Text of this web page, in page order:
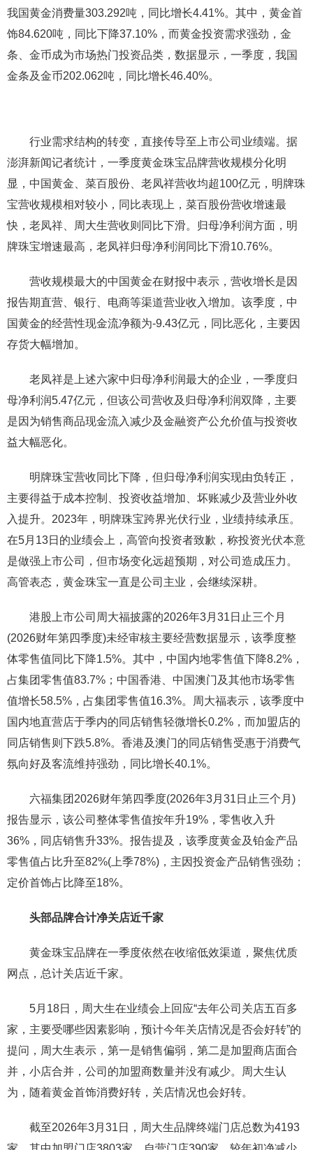
我国黄金消费量303.292吨，同比增长4.41%。其中，黄金首
饰84.620吨，同比下降37.10%，而黄金投资需求强劲，金
条、金币成为市场热门投资品类，数据显示，一季度，我国
金条及金币202.062吨，同比增长46.40%。
行业需求结构的转变，直接传导至上市公司业绩端。据
澎湃新闻记者统计，一季度黄金珠宝品牌营收规模分化明
显，中国黄金、菜百股份、老凤祥营收均超100亿元，明牌珠
宝营收规模相对较小，同比表现上，菜百股份营收增速最
快，老凤祥、周大生营收则同比下滑。归母净利润方面，明
牌珠宝增速最高，老凤祥归母净利润同比下滑10.76%。
营收规模最大的中国黄金在财报中表示，营收增长是因
报告期直营、银行、电商等渠道营业收入增加。该季度，中
国黄金的经营性现金流净额为-9.43亿元，同比恶化，主要因
存货大幅增加。
老凤祥是上述六家中归母净利润最大的企业，一季度归
母净利润5.47亿元，但该公司营收及归母净利润双降，主要
是因为销售商品现金流入减少及金融资产公允价值与投资收
益大幅恶化。
明牌珠宝营收同比下降，但归母净利润实现由负转正，
主要得益于成本控制、投资收益增加、坏账减少及营业外收
入提升。2023年，明牌珠宝跨界光伏行业，业绩持续承压。
在5月13日的业绩会上，高管向投资者致歉，称投资光伏本意
是做强上市公司，但市场变化远超预期，对公司造成压力。
高管表态，黄金珠宝一直是公司主业，会继续深耕。
港股上市公司周大福披露的2026年3月31日止三个月
(2026财年第四季度)未经审核主要经营数据显示，该季度整
体零售值同比下降1.5%。其中，中国内地零售值下降8.2%，
占集团零售值83.7%；中国香港、中国澳门及其他市场零售
值增长58.5%，占集团零售值16.3%。周大福表示，该季度中
国内地直营店于季内的同店销售轻微增长0.2%，而加盟店的
同店销售则下跌5.8%。香港及澳门的同店销售受惠于消费气
氛向好及客流维持强劲，同比增长40.1%。
六福集团2026财年第四季度(2026年3月31日止三个月)
报告显示，该公司整体零售值按年升19%，零售收入升
36%，同店销售升33%。报告提及，该季度黄金及铂金产品
零售值占比升至82%(上季78%)，主因投资金产品销售强劲；
定价首饰占比降至18%。
头部品牌合计净关店近千家
黄金珠宝品牌在一季度依然在收缩低效渠道，聚焦优质
网点，总计关店近千家。
5月18日，周大生在业绩会上回应“去年公司关店五百多
家，主要受哪些因素影响，预计今年关店情况是否会好转”的
提问，周大生表示，第一是销售偏弱，第二是加盟商店面合
并，小店合并，公司的加盟商数量并没有减少。周大生认
为，随着黄金首饰消费好转，关店情况也会好转。
截至2026年3月31日，周大生品牌终端门店总数为4193